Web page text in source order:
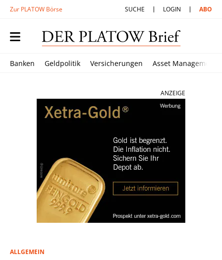
Zur PLATOW Börse SUCHE LOGIN ABO
Banken Geldpolitik Versicherungen Asset Management
ANZEIGE
ALLGEMEIN